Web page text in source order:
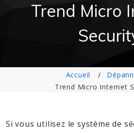
Trend Micro
Accueil
Trend Micro Internet
Si vous utilisez le système de